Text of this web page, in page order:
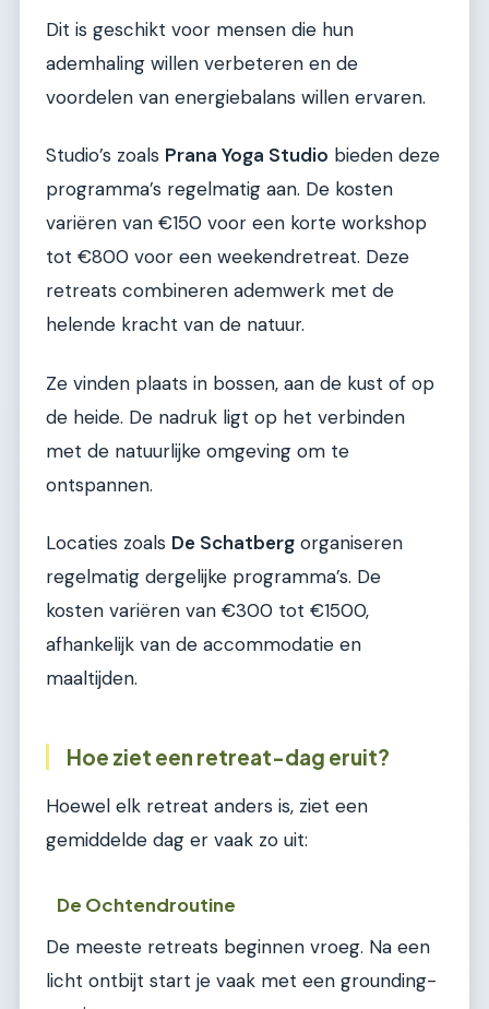
Dit is geschikt voor mensen die hun
ademhaling willen verbeteren en de
voordelen van energiebalans willen ervaren.
Studio’s zoals Prana Yoga Studio bieden deze
programma’s regelmatig aan. De kosten
variëren van €150 voor een korte workshop
tot €800 voor een weekendretreat. Deze
retreats combineren ademwerk met de
helende kracht van de natuur.
Ze vinden plaats in bossen, aan de kust of op
de heide. De nadruk ligt op het verbinden
met de natuurlijke omgeving om te
ontspannen.
Locaties zoals De Schatberg organiseren
regelmatig dergelijke programma’s. De
kosten variëren van €300 tot €1500,
afhankelijk van de accommodatie en
maaltijden.
Hoe ziet een retreat-dag eruit?
Hoewel elk retreat anders is, ziet een
gemiddelde dag er vaak zo uit:
De Ochtendroutine
De meeste retreats beginnen vroeg. Na een
licht ontbijt start je vaak met een grounding-